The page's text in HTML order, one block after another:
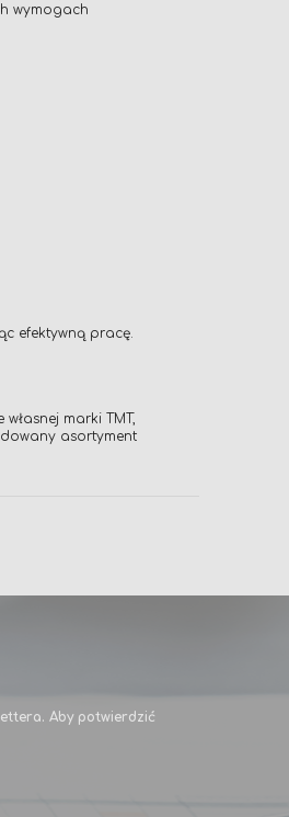
wymogach
efektywną pracę.
marki TMT,
asortyment
Aby potwierdzić